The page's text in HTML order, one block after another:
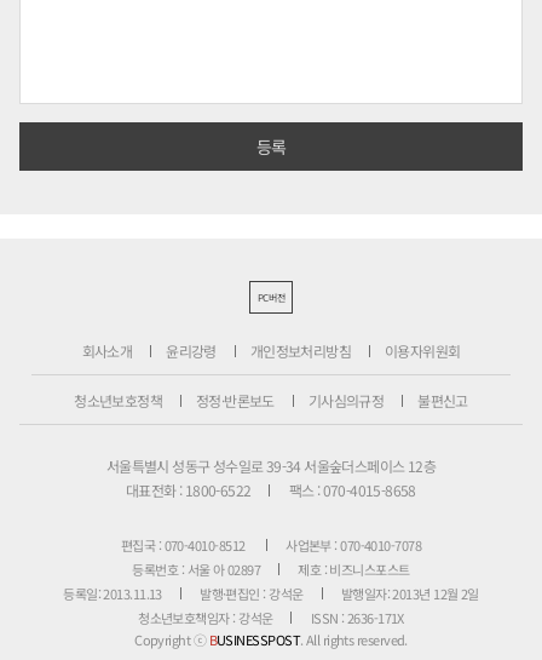
PC버전
회사소개 윤리강령 개인정보처리방침 이용자위원회
청소년보호정책 정정·반론보도 기사심의규정 불편신고
서울특별시 성동구 성수일로 39-34 서울숲더스페이스 12층
대표전화 : 1800-6522
팩스 : 070-4015-8658
편집국 : 070-4010-8512
사업본부 : 070-4010-7078
등록번호 : 서울 아 02897
제호 : 비즈니스포스트
등록일: 2013.11.13
발행·편집인 : 강석운
발행일자: 2013년 12월 2일
청소년보호책임자 : 강석운
ISSN : 2636-171X
Copyright ⓒBUSINESSPOST. All rights reserved.